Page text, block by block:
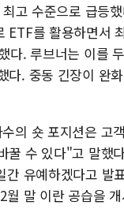
고 수준으로 급등
ETF를 활용하면서
다. 루브너는 이를
다. 중동 긴장이 완
의 숏 포지션은 고
꿀 수 있다"고 말했
간 유예하겠다고 발
월 말 이란 공습을